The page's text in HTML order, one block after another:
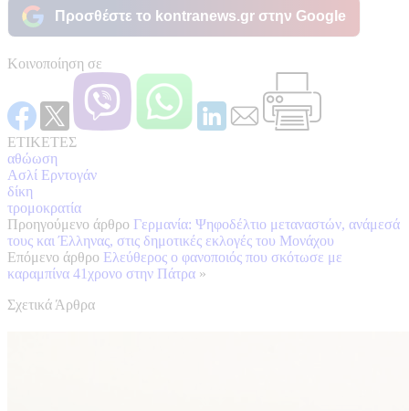
Προσθέστε το kontranews.gr στην Google
Κοινοποίηση σε
ΕΤΙΚΕΤΕΣ
αθώωση
Ασλί Ερντογάν
δίκη
τρομοκρατία
Προηγούμενο άρθρο Γερμανία: Ψηφοδέλτιο μεταναστών, ανάμεσά
τους και Έλληνας, στις δημοτικές εκλογές του Μονάχου
Επόμενο άρθρο Ελεύθερος ο φανοποιός που σκότωσε με
καραμπίνα 41χρονο στην Πάτρα »
Σχετικά Άρθρα